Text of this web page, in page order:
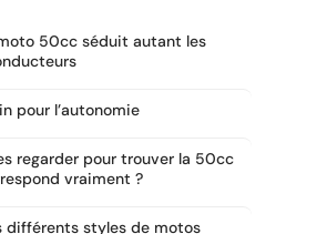
50cc séduit autant les
pour l’autonomie
regarder pour trouver la 50cc
vraiment ?
différents styles de motos